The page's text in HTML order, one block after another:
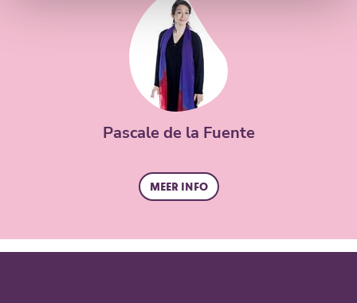
Pascale de la Fuente
Meer info